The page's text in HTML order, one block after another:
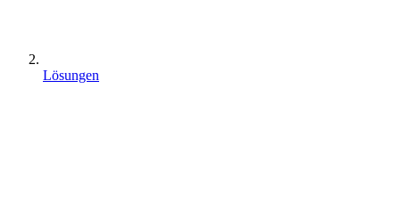
Lösungen